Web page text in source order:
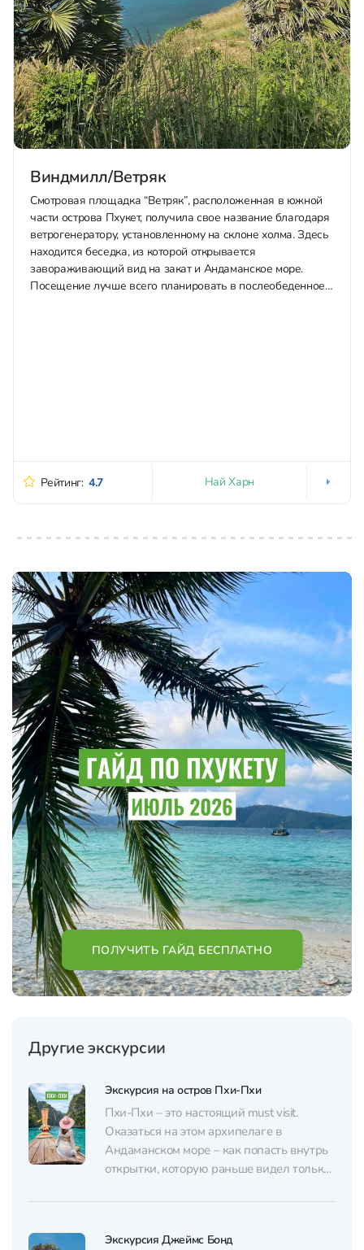
Виндмилл/Ветряк
Смотровая площадка “Ветряк”, расположенная в южной
части острова Пхукет, получила свое название благодаря
ветрогенератору, установленному на склоне холма. Здесь
находится беседка, из которой открывается
завораживающий вид на закат и Андаманское море.
Посещение лучше всего планировать в послеобеденное
Рейтинг: 4.7 Най Харн
ПОЛУЧИТЬ ГАЙД БЕСПЛАТНО
Другие экскурсии
Экскурсия на остров Пхи-Пхи
Пхи-Пхи – это настоящий must visit.
Оказаться на этом архипелаге в
Андаманском море – как попасть внутрь
открытки, которую раньше видел только
бирюзовая гладь воды, отвесные скалы и
Хочешь попасть на Пхи-Пхи? Напиши
Экскурсия Джеймс Бонд